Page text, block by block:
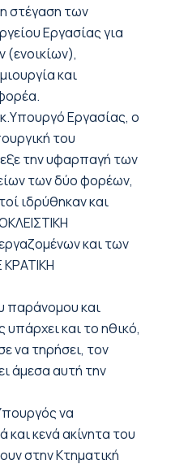
στέγαση των
Εργασίας για
(ενοικίων),
και
Εργασίας, ο
του
την υφαρπαγή των
των δύο φορέων,
ιδρύθηκαν και
και των
ΚΡΑΤΙΚΗ
παράνομου και
και το ηθικό,
να τηρήσει, τον
άμεσα αυτή την
να
κενά ακίνητα του
στην Κτηματική